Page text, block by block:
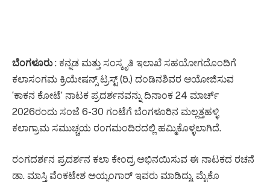
ಬೆಂಗಳೂರು: ಕನ್ನಡ ಮತ್ತು ಸಂಸ್ಕೃತಿ ಇಲಾಖೆ ಸಹಯೋಗದೊಂದಿಗೆ
ಕಲಾಸಂಗಮ ಕ್ರಿಯೇಷನ್ಸ್ ಟ್ರಸ್ಟ್ (ರಿ.) ದಂಡಿನಶಿವರ ಆಯೋಜಿಸುವ
‘ಕಾಕನ ಕೋಟೆ’ ನಾಟಕ ಪ್ರದರ್ಶನವನ್ನು ದಿನಾಂಕ 24 ಮಾರ್ಚ್
2026ರಂದು ಸಂಜೆ 6-30 ಗಂಟೆಗೆ ಬೆಂಗಳೂರಿನ ಮಲ್ಲತ್ತಹಳ್ಳಿ
ಕಲಾಗ್ರಾಮ ಸಮುಚ್ಚಯ ರಂಗಮಂದಿರದಲ್ಲಿ ಹಮ್ಮಿಕೊಳ್ಳಲಾಗಿದೆ.
ರಂಗದರ್ಶನ ಪ್ರದರ್ಶನ ಕಲಾ ಕೇಂದ್ರ ಅಭಿನಯಿಸುವ ಈ ನಾಟಕದ ರಚನೆ
ಡಾ. ಮಾಸ್ತಿ ವೆಂಕಟೇಶ ಅಯ್ಯಂಗಾರ್ ಇವರು ಮಾಡಿದ್ದು, ಮೈಕೊ